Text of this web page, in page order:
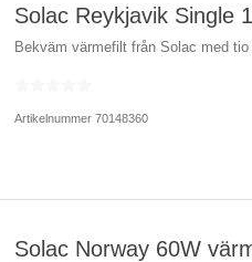
Solac Reykjavik Single
Bekväm värmefilt från Solac med
Artikelnummer 70148360
Solac Norway 60W